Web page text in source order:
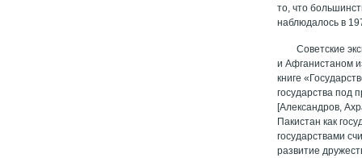
то, что
наблюдалось в
Советские
и Афганистаном
книге
государства под
[Александров,
Пакистан как
государствами
развитие